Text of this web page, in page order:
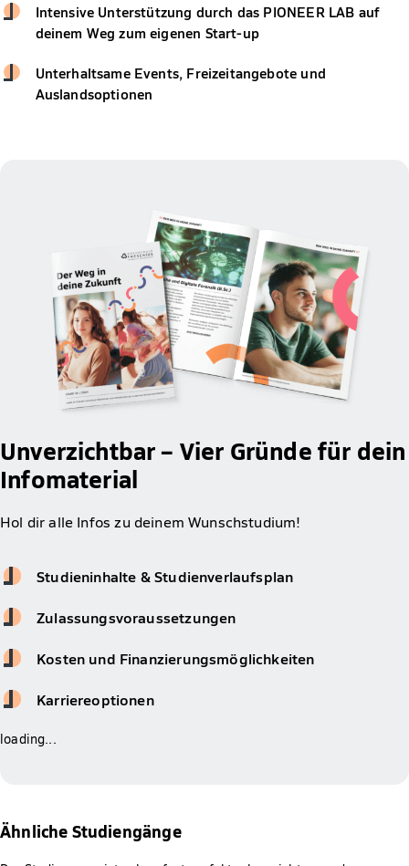
Intensive Unterstützung durch das PIONEER LAB auf
deinem Weg zum eigenen Start-up
Unterhaltsame Events, Freizeitangebote und
Auslandsoptionen
Unverzichtbar – Vier Gründe für dein
Infomaterial
Hol dir alle Infos zu deinem Wunschstudium!
Studieninhalte & Studienverlaufsplan
Zulassungsvoraussetzungen
Kosten und Finanzierungsmöglichkeiten
Karriereoptionen
loading...
Ähnliche Studiengänge